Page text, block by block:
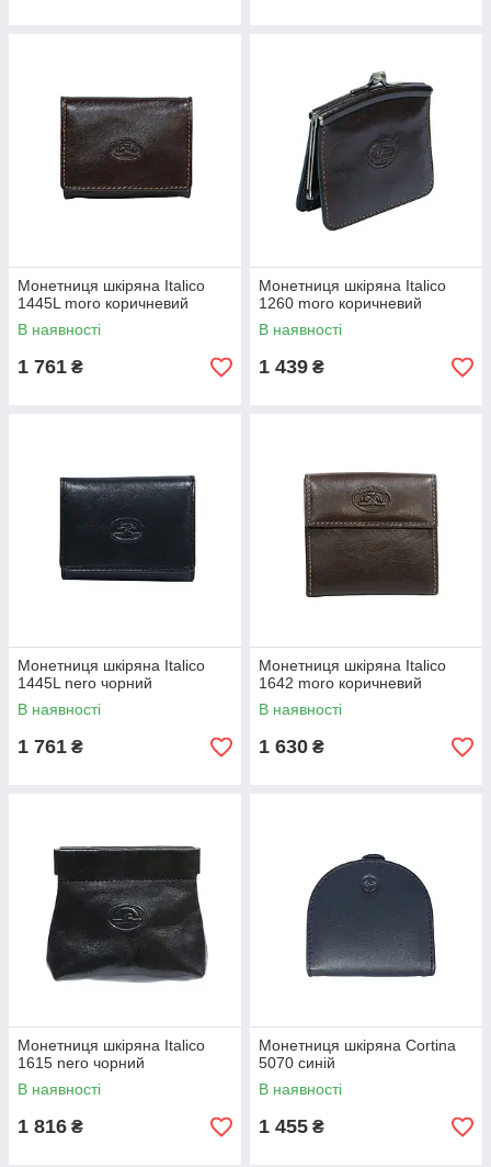
Монетниця шкіряна Italico
1445L moro коричневий
В наявності
1 761 ₴
Монетниця шкіряна Italico
1260 moro коричневий
В наявності
1 439 ₴
Монетниця шкіряна Italico
1445L nero чорний
В наявності
1 761 ₴
Монетниця шкіряна Italico
1642 moro коричневий
В наявності
1 630 ₴
Монетниця шкіряна Italico
1615 nero чорний
В наявності
1 816 ₴
Монетниця шкіряна Cortina
5070 синій
В наявності
1 455 ₴